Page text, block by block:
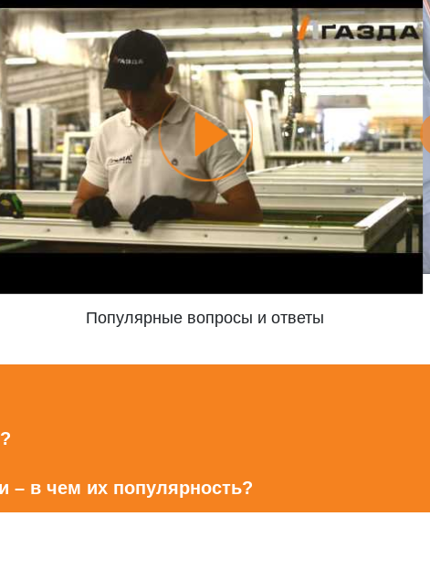
Популярные вопросы и ответы
– в чем их популярность?